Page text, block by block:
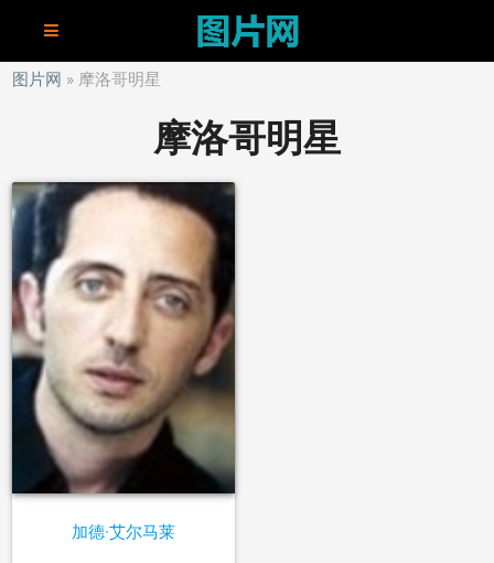
图片网 摩洛哥明星
摩洛哥明星
加德·艾尔马莱